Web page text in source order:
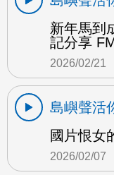
新年馬到
記分享
2026/02/21
島嶼聲活
國片恨女
2026/02/07